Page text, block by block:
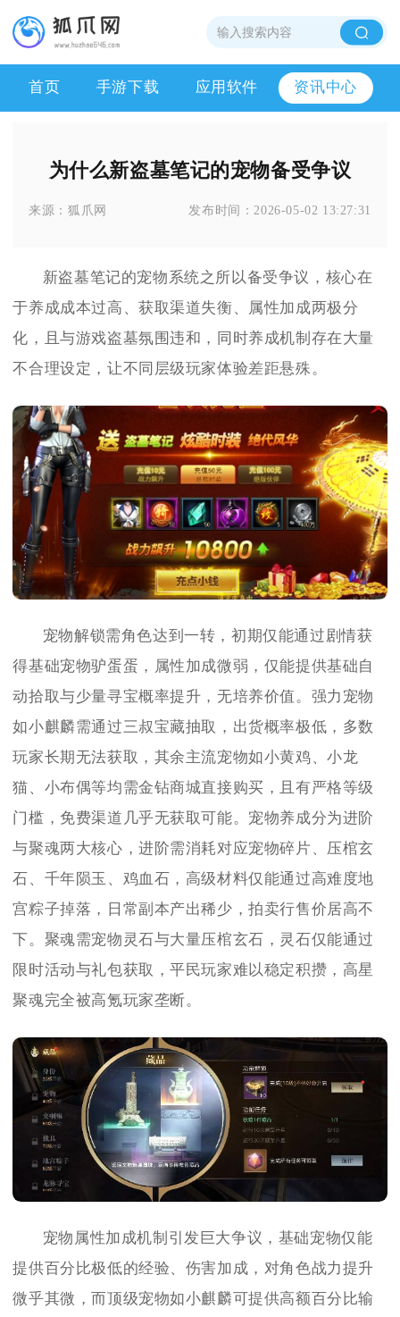
首页 手游下载 应用软件 资讯中心
为什么新盗墓笔记的宠物备受争议
来源：狐爪网 发布时间：2026-05-02 13:27:31
新盗墓笔记的宠物系统之所以备受争议，核心在
于养成成本过高、获取渠道失衡、属性加成两极分
化，且与游戏盗墓氛围违和，同时养成机制存在大量
不合理设定，让不同层级玩家体验差距悬殊。
宠物解锁需角色达到一转，初期仅能通过剧情获
得基础宠物驴蛋蛋，属性加成微弱，仅能提供基础自
动拾取与少量寻宝概率提升，无培养价值。强力宠物
如小麒麟需通过三叔宝藏抽取，出货概率极低，多数
玩家长期无法获取，其余主流宠物如小黄鸡、小龙
猫、小布偶等均需金钻商城直接购买，且有严格等级
门槛，免费渠道几乎无获取可能。宠物养成分为进阶
与聚魂两大核心，进阶需消耗对应宠物碎片、压棺玄
石、千年陨玉、鸡血石，高级材料仅能通过高难度地
宫粽子掉落，日常副本产出稀少，拍卖行售价居高不
下。聚魂需宠物灵石与大量压棺玄石，灵石仅能通过
限时活动与礼包获取，平民玩家难以稳定积攒，高星
聚魂完全被高氪玩家垄断。
宠物属性加成机制引发巨大争议，基础宠物仅能
提供百分比极低的经验、伤害加成，对角色战力提升
微乎其微，而顶级宠物如小麒麟可提供高额百分比输